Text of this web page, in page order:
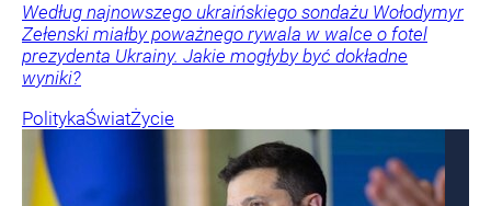
Według najnowszego ukraińskiego sondażu Wołodymyr
Zełenski miałby poważnego rywala w walce o fotel
prezydenta Ukrainy. Jakie mogłyby być dokładne
wyniki?
PolitykaŚwiatŻycie